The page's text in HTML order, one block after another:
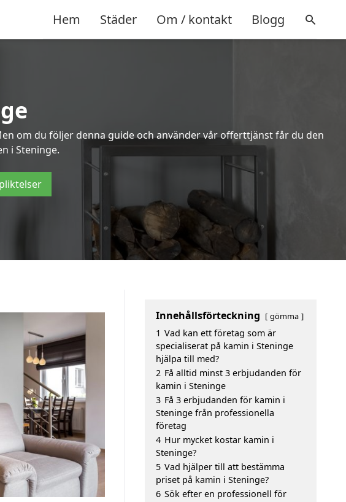
Hem Städer Om / kontakt Blogg
om du följer denna guide och använder vår offerttjänst får du den
i Steninge.
Innehållsförteckning gömma
1 Vad kan ett företag som är
specialiserat på kamin i Steninge
hjälpa till med?
2 Få alltid minst 3 erbjudanden för
kamin i Steninge
3 Få 3 erbjudanden för kamin i
Steninge från professionella
företag
4 Hur mycket kostar kamin i
Steninge?
5 Vad hjälper till att bestämma
priset på kamin i Steninge?
6 Sök efter en professionell för